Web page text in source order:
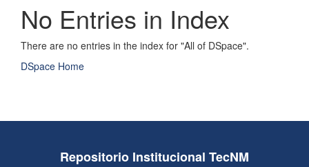
No Entries in Index
There are no entries in the index for "All of DSpace".
DSpace Home
Repositorio Institucional TecNM